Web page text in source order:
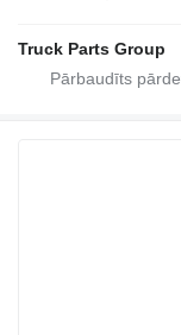
Truck Parts Group